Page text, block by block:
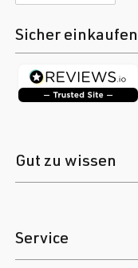
Sicher einkaufen
Gut zu wissen
Service